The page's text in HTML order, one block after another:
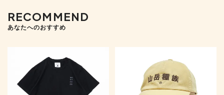
RECOMMEND
あなたへのおすすめ